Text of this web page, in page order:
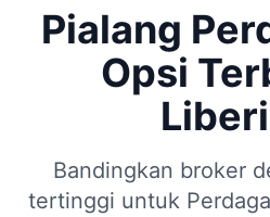
Pialang
Opsi
Bandingkan broker
tertinggi untuk